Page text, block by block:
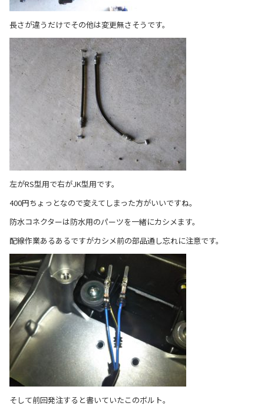
長さが違うだけでその他は変更無さそうです。
左がRS型用で右がJK型用です。
400円ちょっとなので変えてしまった方がいいですね。
防水コネクターは防水用のパーツを一緒にカシメます。
配線作業あるあるですがカシメ前の部品通し忘れに注意です。
そして前回発注すると書いていたこのボルト。